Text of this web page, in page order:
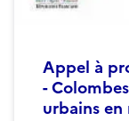
Appel à
-
urbains